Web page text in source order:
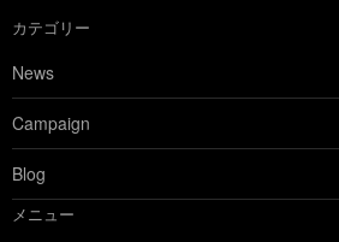
カテゴリー
News
Campaign
Blog
メニュー